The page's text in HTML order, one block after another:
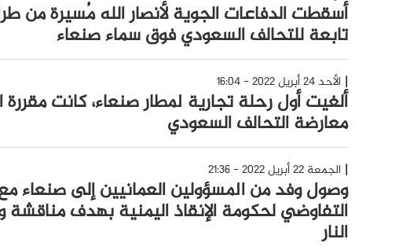
تابعة للتحالف السعودي فوق سماء صنعاء
الأحد 24 أبريل 2022 - 16:04
ألغيت أول رحلة تجارية لمطار صنعاء، كانت
معارضة التحالف السعودي
الجمعة 22 أبريل 2022 - 21:36
وصول وفد من المسؤولين العمانيين إلى صنعاء
التفاوضي لحكومة الإنقاذ اليمنية بهدف
النار